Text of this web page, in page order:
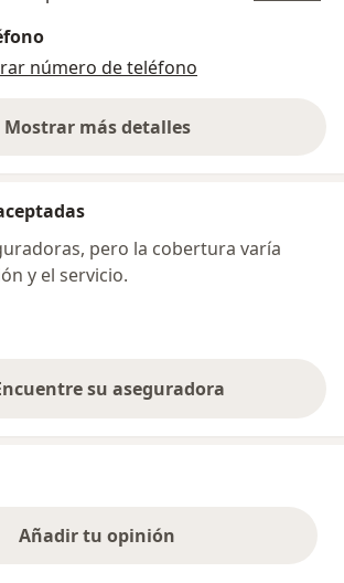
número de teléfono
Mostrar más detalles
sobre la dirección
pero la cobertura varía
y el servicio.
su aseguradora
Añadir tu opinión